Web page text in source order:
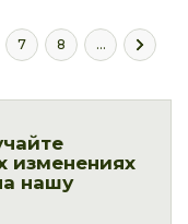
7 8 ...
изменениях
нашу